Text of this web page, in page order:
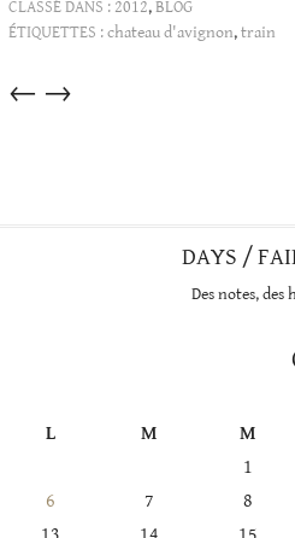
CLASSÉ DANS : 2012,BLOG
ÉTIQUETTES :chateau d'avignon,train
Articles
→
←
DAYS /
Des notes, des
L
M M
1
6
7 8